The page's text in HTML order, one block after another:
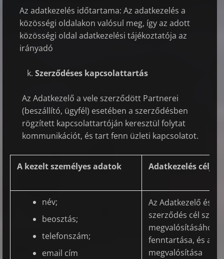
Az adatkezelés időtartama: Az adatkezelés a
közösségi oldalakon valósul meg, így az adott
közösségi oldal adatkezelési tájékoztatója az
irányadó
Szerződéses kapcsolattartás
Az Adatkezelő a vele szerződött Partnerei
(beszállító, ügyfél) esetében a szerződésben
rögzített kapcsolattartóján keresztül folytat
kommunikációt, és tart fenn üzleti kapcsolatot.
A kezelt személyes adatok Adatkezelés célja
név;
beosztás;
telefonszám;
email cím
Az Adatkezelő és a
szerződés cél
megvalósításához
fenntartása, és az
megvalósítása